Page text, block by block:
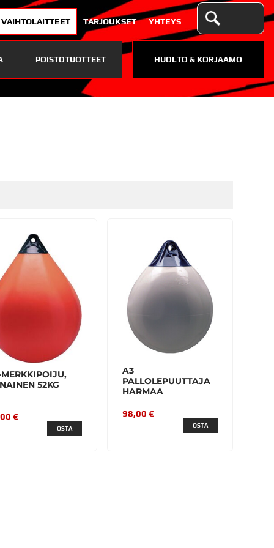
VAIHTOLAITTEET TARJOUKSET YHTEYS
POISTOTUOTTEET HUOLTO & KORJAAMO
52KG
€
OSTA
A3
PALLOLEPUUTTAJA
HARMAA
98,00 €
OSTA